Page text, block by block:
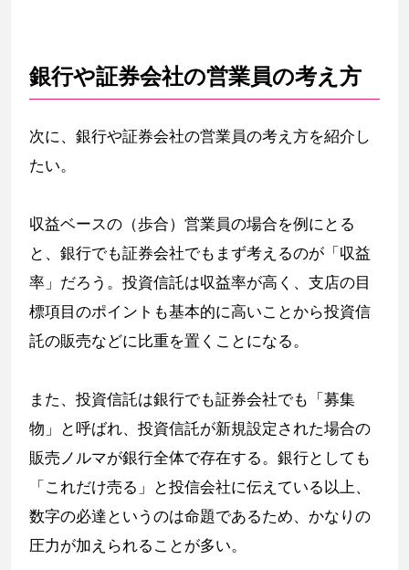
銀行や証券会社の営業員の考え方
次に、銀行や証券会社の営業員の考え方を紹介し
たい。
収益ベースの（歩合）営業員の場合を例にとる
と、銀行でも証券会社でもまず考えるのが「収益
率」だろう。投資信託は収益率が高く、支店の目
標項目のポイントも基本的に高いことから投資信
託の販売などに比重を置くことになる。
また、投資信託は銀行でも証券会社でも「募集
物」と呼ばれ、投資信託が新規設定された場合の
販売ノルマが銀行全体で存在する。銀行としても
「これだけ売る」と投信会社に伝えている以上、
数字の必達というのは命題であるため、かなりの
圧力が加えられることが多い。